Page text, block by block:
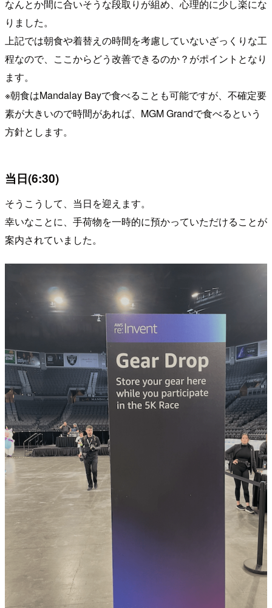
なんとか間に合いそうな段取りが組め、心理的に少し楽にな
りました。
上記では朝食や着替えの時間を考慮していないざっくりな工
程なので、ここからどう改善できるのか？がポイントとなり
ます。
※朝食はMandalay Bayで食べることも可能ですが、不確定要
素が大きいので時間があれば、MGM Grandで食べるという
方針とします。
当日(6:30)
そうこうして、当日を迎えます。
幸いなことに、手荷物を一時的に預かっていただけることが
案内されていました。